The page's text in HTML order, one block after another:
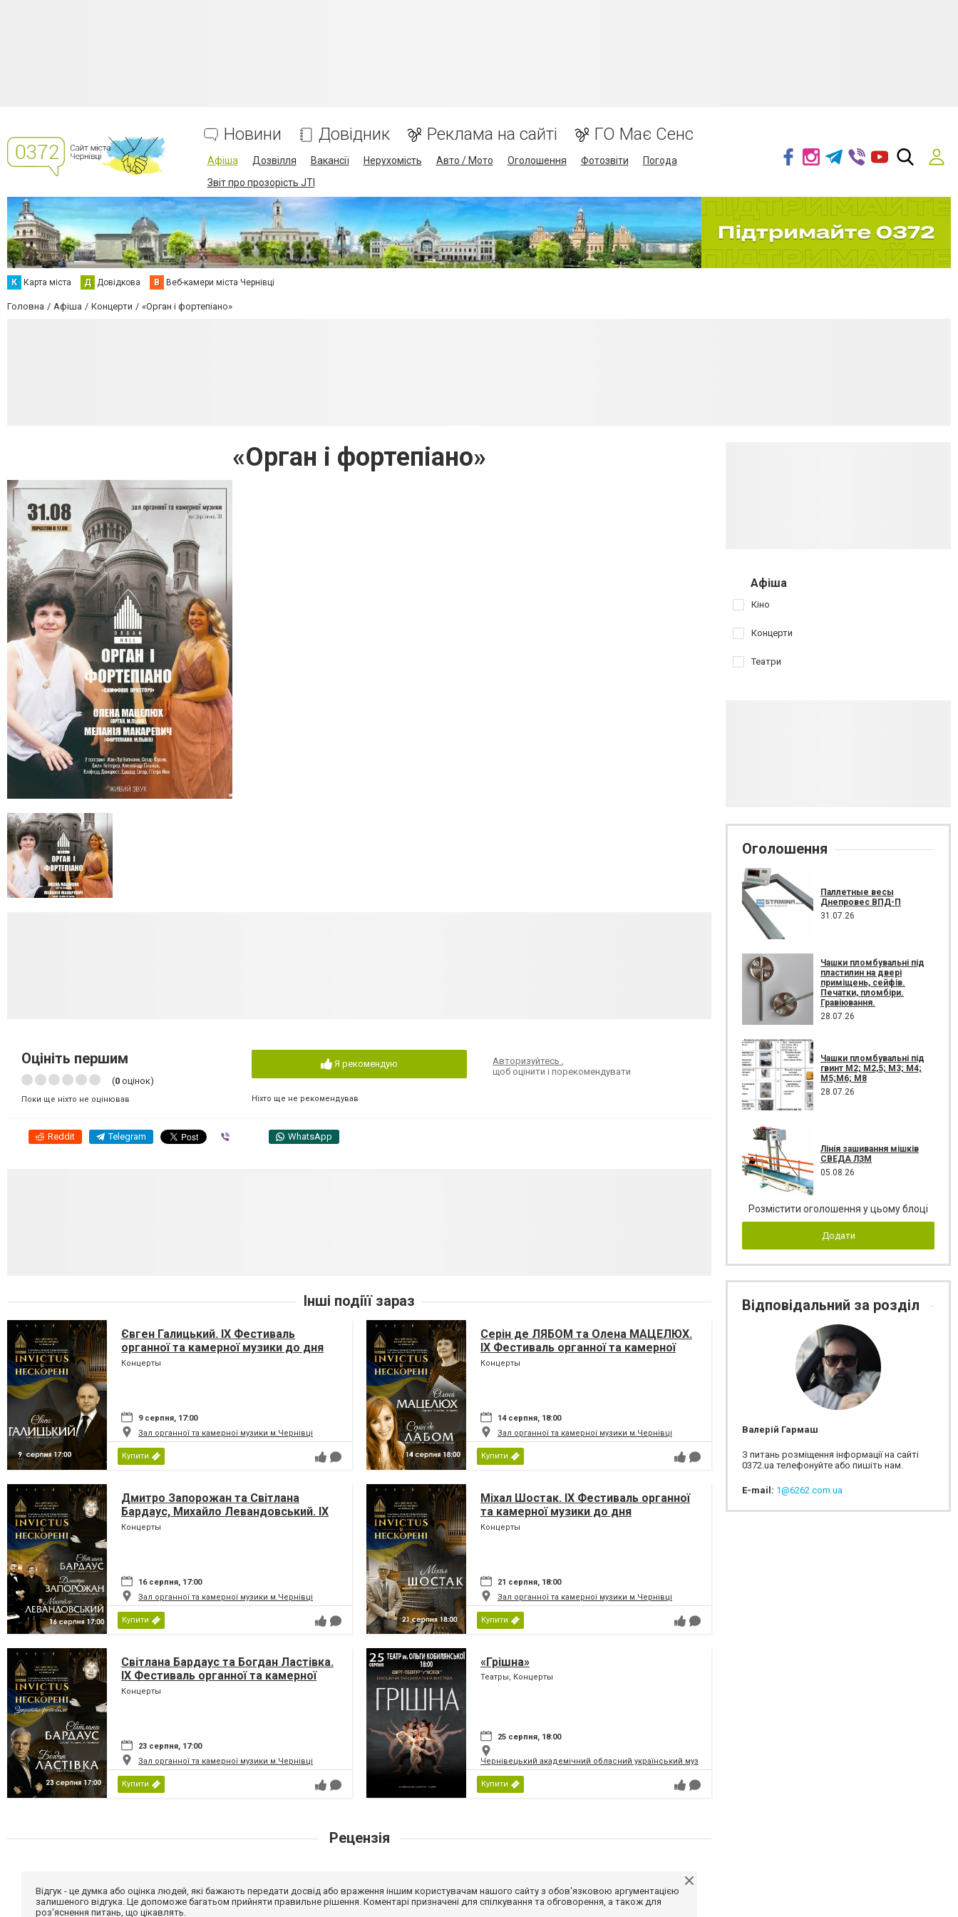
Новини Довідник Реклама на сайті ГО Має Сенс
Афіша Дозвілля Вакансії Нерухомість Авто / Мото Оголошення Фотозвіти
Погода
Звіт про прозорість JTI
К Карта міста Д Довідкова В Веб-камери міста Чернівці
Головна Афіша Концерти «Орган і фортепіано»
«Орган і фортепіано»
Оцініть першим
(0 оцінок)
Поки ще ніхто не оцінював
Я рекомендую
Ніхто ще не рекомендував
Авторизуйтесь
щоб оцінити і порекомендувати
Reddit Telegram WhatsApp
Інші подіїї зараз
Євген Галицький. IX Фестиваль
органної та камерної музики до дня
Незалежності України «INVICTUS/
Концерты
9 серпня, 17:00
Зал органної та камерної музики м.Чернівці
Купити
Серін де ЛЯБОМ та Олена МАЦЕЛЮХ.
IX Фестиваль органної та камерної
музики до дня Незалежності України
Концерты
14 серпня, 18:00
Зал органної та камерної музики м.Чернівці
Купити
Дмитро Запорожан та Світлана
Бардаус, Михайло Левандовський. IX
Фестиваль органної та камерної
Концерты
16 серпня, 17:00
Зал органної та камерної музики м.Чернівці
Купити
Міхал Шостак. IX Фестиваль органної
та камерної музики до дня
Незалежності України «INVICTUS/
Концерты
21 серпня, 18:00
Зал органної та камерної музики м.Чернівці
Купити
Світлана Бардаус та Богдан Ластівка.
IX Фестиваль органної та камерної
музики до дня Незалежності України
Концерты
23 серпня, 17:00
Зал органної та камерної музики м.Чернівці
Купити
«Грішна»
Театры, Концерты
25 серпня, 18:00
Чернівецький академічний обласний український музично-драматичний театр ім. О.Кобилянської
Купити
Рецензія
Відгук - це думка або оцінка людей, які бажають передати досвід або враження іншим користувачам нашого сайту з обов'язковою аргументацією
залишеного відгука. Це допоможе багатьом прийняти правильне рішення. Коментарі призначені для спілкування та обговорення, а також для
роз'яснення питань, що цікавлять.
Афіша
Кіно
Концерти
Театри
Оголошення
Паллетные весы
Днепровес ВПД-П
31.07.26
Чашки пломбувальні під
пластилин на двері
приміщень, сейфів.
Печатки, пломбіри.
Гравіювання.
28.07.26
Чашки пломбувальні під
гвинт М2; М2,5; М3; М4;
М5;М6; М8
28.07.26
Лінія зашивання мішків
СВЕДА ЛЗМ
05.08.26
Розмістити оголошення у цьому блоці
Додати
Відповідальний за розділ
Валерій Гармаш
З питань розміщення інформації на сайті
0372.ua телефонуйте або пишіть нам.
E-mail: 1@6262.com.ua